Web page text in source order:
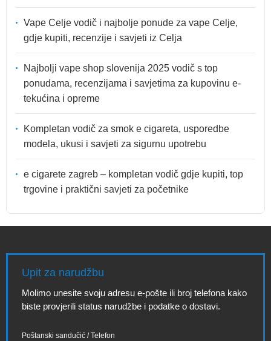
Vape Celje vodič i najbolje ponude za vape Celje,
gdje kupiti, recenzije i savjeti iz Celja
Najbolji vape shop slovenija 2025 vodič s top
ponudama, recenzijama i savjetima za kupovinu e-
tekućina i opreme
Kompletan vodič za smok e cigareta, usporedbe
modela, ukusi i savjeti za sigurnu upotrebu
e cigarete zagreb – kompletan vodič gdje kupiti, top
trgovine i praktični savjeti za početnike
Upit za narudžbu
Molimo unesite svoju adresu e-pošte ili broj telefona kako
biste provjerili status narudžbe i podatke o dostavi.
Poštanski sandučić / Telefon